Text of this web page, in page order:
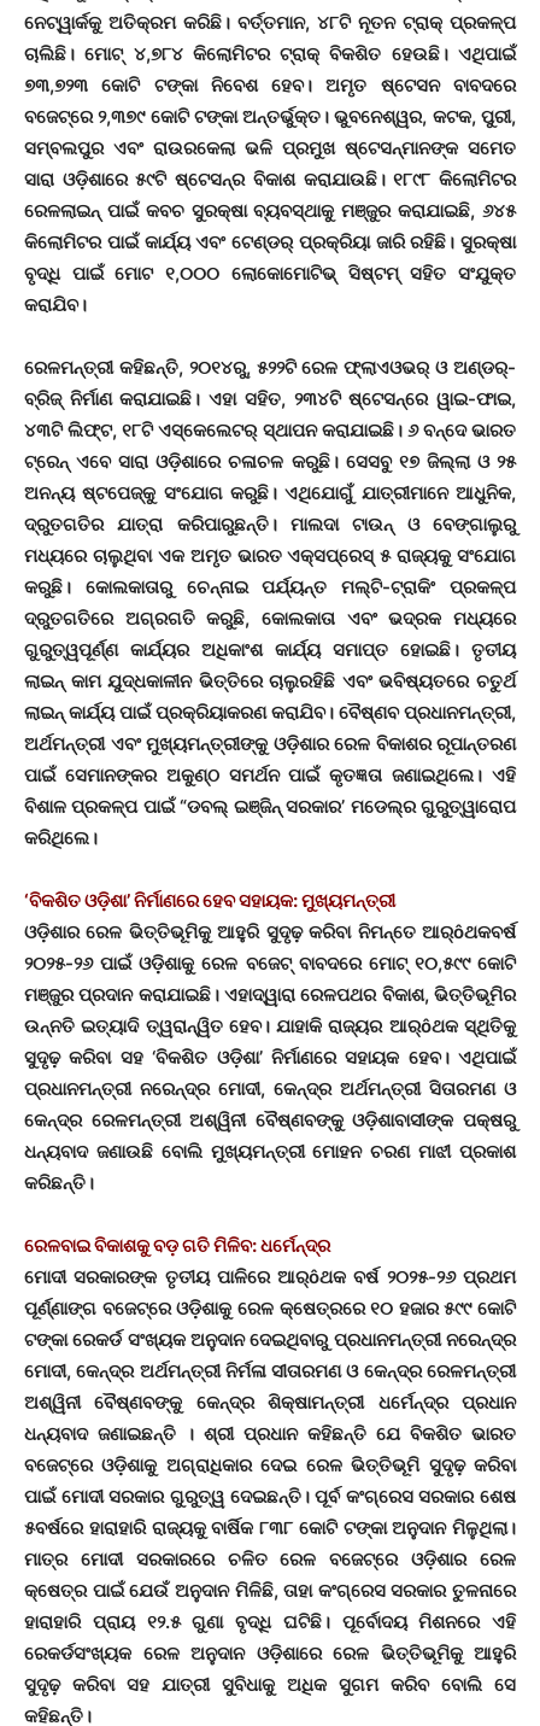
ନେଟ୍‌ୱାର୍କକୁ ଅତିକ୍ରମ କରିଛି। ବର୍ତ୍ତମାନ, ୪୮ଟି ନୂତନ ଟ୍ରାକ୍ ପ୍ରକଳ୍ପ
ଚାଲିଛି। ମୋଟ୍ ୪,୭୮୪ କିଲୋମିଟର ଟ୍ରାକ୍ ବିକଶିତ ହେଉଛି। ଏଥିପାଇଁ
୭୩,୭୨୩ କୋଟି ଟଙ୍କା ନିବେଶ ହେବ। ଅମୃତ ଷ୍ଟେସନ ବାବଦରେ
ବଜେଟ୍‌ରେ ୨,୩୭୯ କୋଟି ଟଙ୍କା ଅନ୍ତର୍ଭୁକ୍ତ। ଭୁବନେଶ୍ୱର, କଟକ, ପୁରୀ,
ସମ୍ବଲପୁର ଏବଂ ରାଉରକେଲା ଭଳି ପ୍ରମୁଖ ଷ୍ଟେସନ୍‌ମାନଙ୍କ ସମେତ
ସାରା ଓଡ଼ିଶାରେ ୫୯ଟି ଷ୍ଟେସନ୍‌ର ବିକାଶ କରାଯାଉଛି। ୧୮୯୮ କିଲୋମିଟର
ରେଳଲାଇନ୍ ପାଇଁ କବଚ ସୁରକ୍ଷା ବ୍ୟବସ୍ଥାକୁ ମଞ୍ଜୁର କରାଯାଇଛି, ୬୪୫
କିଲୋମିଟର ପାଇଁ କାର୍ଯ୍ୟ ଏବଂ ଟେଣ୍ଡର୍ ପ୍ରକ୍ରିୟା ଜାରି ରହିଛି। ସୁରକ୍ଷା
ବୃଦ୍ଧି ପାଇଁ ମୋଟ ୧,୦୦୦ ଲୋକୋମୋଟିଭ୍ ସିଷ୍ଟମ୍ ସହିତ ସଂଯୁକ୍ତ
କରାଯିବ।
ରେଳମନ୍ତ୍ରୀ କହିଛନ୍ତି, ୨୦୧୪ରୁ, ୫୨୨ଟି ରେଳ ଫ୍ଲାଏଓଭର୍ ଓ ଅଣ୍ଡର୍‌-
ବ୍ରିଜ୍ ନିର୍ମାଣ କରାଯାଇଛି। ଏହା ସହିତ, ୨୩୪ଟି ଷ୍ଟେସନ୍‌ରେ ୱାଇ-ଫାଇ,
୪୩ଟି ଲିଫ୍ଟ, ୧୮ଟି ଏସ୍କେଲେଟର୍ ସ୍ଥାପନ କରାଯାଇଛି। ୬ ବନ୍ଦେ ଭାରତ
ଟ୍ରେନ୍ ଏବେ ସାରା ଓଡ଼ିଶାରେ ଚଳାଚଳ କରୁଛି। ସେସବୁ ୧୭ ଜିଲ୍ଲା ଓ ୨୫
ଅନନ୍ୟ ଷ୍ଟପେଜ୍‌କୁ ସଂଯୋଗ କରୁଛି। ଏଥିଯୋଗୁଁ ଯାତ୍ରୀମାନେ ଆଧୁନିକ,
ଦ୍ରୁତଗତିର ଯାତ୍ରା କରିପାରୁଛନ୍ତି। ମାଲଦା ଟାଉନ୍ ଓ ବେଙ୍ଗାଲୁରୁ
ମଧ୍ୟରେ ଚାଲୁଥିବା ଏକ ଅମୃତ ଭାରତ ଏକ୍ସପ୍ରେସ୍ ୫ ରାଜ୍ୟକୁ ସଂଯୋଗ
କରୁଛି। କୋଲକାତାରୁ ଚେନ୍ନାଇ ପର୍ଯ୍ୟନ୍ତ ମଲ୍ଟି-ଟ୍ରାକିଂ ପ୍ରକଳ୍ପ
ଦ୍ରୁତଗତିରେ ଅଗ୍ରଗତି କରୁଛି, କୋଲକାତା ଏବଂ ଭଦ୍ରକ ମଧ୍ୟରେ
ଗୁରୁତ୍ୱପୂର୍ଣ୍ଣ କାର୍ଯ୍ୟର ଅଧିକାଂଶ କାର୍ଯ୍ୟ ସମାପ୍ତ ହୋଇଛି। ତୃତୀୟ
ଲାଇନ୍ କାମ ଯୁଦ୍ଧକାଳୀନ ଭିତ୍ତିରେ ଚାଲୁରହିଛି ଏବଂ ଭବିଷ୍ୟତରେ ଚତୁର୍ଥ
ଲାଇନ୍ କାର୍ଯ୍ୟ ପାଇଁ ପ୍ରକ୍ରିୟାକରଣ କରାଯିବ। ବୈଷ୍ଣବ ପ୍ରଧାନମନ୍ତ୍ରୀ,
ଅର୍ଥମନ୍ତ୍ରୀ ଏବଂ ମୁଖ୍ୟମନ୍ତ୍ରୀଙ୍କୁ ଓଡ଼ିଶାର ରେଳ ବିକାଶର ରୂପାନ୍ତରଣ
ପାଇଁ ସେମାନଙ୍କର ଅକୁଣ୍ଠ ସମର୍ଥନ ପାଇଁ କୃତଜ୍ଞତା ଜଣାଇଥିଲେ। ଏହି
ବିଶାଳ ପ୍ରକଳ୍ପ ପାଇଁ “ଡବଲ୍ ଇଞ୍ଜିନ୍ ସରକାର’ ମଡେଲ୍‌ର ଗୁରୁତ୍ୱାରୋପ
କରିଥିଲେ।
‘ବିକଶିତ ଓଡ଼ିଶା’ ନିର୍ମାଣରେ ହେବ ସହାୟକ: ମୁଖ୍ୟମନ୍ତ୍ରୀ
ଓଡ଼ିଶାର ରେଳ ଭିତ୍ତିଭୂମିକୁ ଆହୁରି ସୁଦୃଢ଼ କରିବା ନିମନ୍ତେ ଆର୍ôଥକବର୍ଷ
୨୦୨୫-୨୬ ପାଇଁ ଓଡ଼ିଶାକୁ ରେଳ ବଜେଟ୍ ବାବଦରେ ମୋଟ୍ ୧୦,୫୯୯ କୋଟି
ମଞ୍ଜୁର ପ୍ରଦାନ କରାଯାଇଛି। ଏହାଦ୍ୱାରା ରେଳପଥର ବିକାଶ, ଭିତ୍ତିଭୂମିର
ଉନ୍ନତି ଇତ୍ୟାଦି ତ୍ୱରାନ୍ୱିତ ହେବ। ଯାହାକି ରାଜ୍ୟର ଆର୍ôଥକ ସ୍ଥିତିକୁ
ସୁଦୃଢ଼ କରିବା ସହ ‘ବିକଶିତ ଓଡ଼ିଶା’ ନିର୍ମାଣରେ ସହାୟକ ହେବ। ଏଥିପାଇଁ
ପ୍ରଧାନମନ୍ତ୍ରୀ ନରେନ୍ଦ୍ର ମୋଦୀ, କେନ୍ଦ୍ର ଅର୍ଥମନ୍ତ୍ରୀ ସିତାରମଣ ଓ
କେନ୍ଦ୍ର ରେଳମନ୍ତ୍ରୀ ଅଶ୍ୱିନୀ ବୈଷ୍ଣବଙ୍କୁ ଓଡ଼ିଶାବାସୀଙ୍କ ପକ୍ଷରୁ
ଧନ୍ୟବାଦ ଜଣାଉଛି ବୋଲି ମୁଖ୍ୟମନ୍ତ୍ରୀ ମୋହନ ଚରଣ ମାଝୀ ପ୍ରକାଶ
କରିଛନ୍ତି।
ରେଳବାଇ ବିକାଶକୁ ବଡ଼ ଗତି ମିଳିବ: ଧର୍ମେନ୍ଦ୍ର
ମୋଦୀ ସରକାରଙ୍କ ତୃତୀୟ ପାଳିରେ ଆର୍ôଥକ ବର୍ଷ ୨୦୨୫-୨୬ ପ୍ରଥମ
ପୂର୍ଣ୍ଣାଙ୍ଗ ବଜେଟ୍‌ରେ ଓଡ଼ିଶାକୁ ରେଳ କ୍ଷେତ୍ରରେ ୧୦ ହଜାର ୫୯୯ କୋଟି
ଟଙ୍କା ରେକର୍ଡ ସଂଖ୍ୟକ ଅନୁଦାନ ଦେଇଥିବାରୁ ପ୍ରଧାନମନ୍ତ୍ରୀ ନରେନ୍ଦ୍ର
ମୋଦୀ, କେନ୍ଦ୍ର ଅର୍ଥମନ୍ତ୍ରୀ ନିର୍ମଳା ସୀତାରମଣ ଓ କେନ୍ଦ୍ର ରେଳମନ୍ତ୍ରୀ
ଅଶ୍ୱିନୀ ବୈଷ୍ଣବଙ୍କୁ କେନ୍ଦ୍ର ଶିକ୍ଷାମନ୍ତ୍ରୀ ଧର୍ମେନ୍ଦ୍ର ପ୍ରଧାନ
ଧନ୍ୟବାଦ ଜଣାଇଛନ୍ତି । ଶ୍ରୀ ପ୍ରଧାନ କହିଛନ୍ତି ଯେ ବିକଶିତ ଭାରତ
ବଜେଟ୍‌ରେ ଓଡ଼ିଶାକୁ ଅଗ୍ରାଧିକାର ଦେଇ ରେଳ ଭିତ୍ତିଭୂମି ସୁଦୃଢ଼ କରିବା
ପାଇଁ ମୋଦୀ ସରକାର ଗୁରୁତ୍ୱ ଦେଇଛନ୍ତି। ପୂର୍ବ କଂଗ୍ରେସ ସରକାର ଶେଷ
୫ବର୍ଷରେ ହାରାହାରି ରାଜ୍ୟକୁ ବାର୍ଷିକ ୮୩୮ କୋଟି ଟଙ୍କା ଅନୁଦାନ ମିଳୁଥିଲା।
ମାତ୍ର ମୋଦୀ ସରକାରରେ ଚଳିତ ରେଳ ବଜେଟ୍‌ରେ ଓଡ଼ିଶାର ରେଳ
କ୍ଷେତ୍ର ପାଇଁ ଯେଉଁ ଅନୁଦାନ ମିଳିଛି, ତାହା କଂଗ୍ରେସ ସରକାର ତୁଳନାରେ
ହାରାହାରି ପ୍ରାୟ ୧୨.୫ ଗୁଣା ବୃଦ୍ଧି ଘଟିଛି। ପୂର୍ବୋଦୟ ମିଶନରେ ଏହି
ରେକର୍ଡସଂଖ୍ୟକ ରେଳ ଅନୁଦାନ ଓଡ଼ିଶାରେ ରେଳ ଭିତ୍ତିଭୂମିକୁ ଆହୁରି
ସୁଦୃଢ଼ କରିବା ସହ ଯାତ୍ରୀ ସୁବିଧାକୁ ଅଧିକ ସୁଗମ କରିବ ବୋଲି ସେ
କହିଛନ୍ତି।